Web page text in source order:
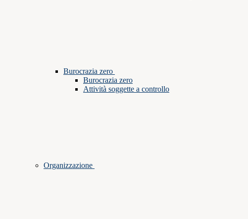
Burocrazia zero
Burocrazia zero
Attività soggette a controllo
Organizzazione